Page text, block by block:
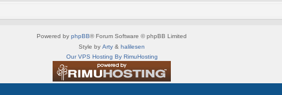
Powered by phpBB® Forum Software © phpBB Limited
Style by Arty & halilesen
Our VPS Hosting By RimuHosting